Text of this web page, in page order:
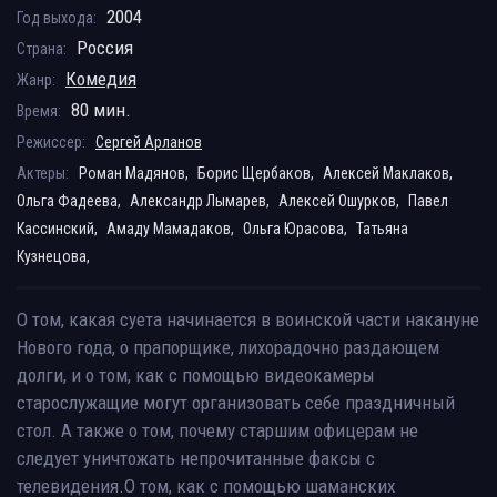
Год выхода: 2004
Страна: Россия
Жанр: Комедия
Время: 80 мин.
Режиссер:
Сергей Арланов
Актеры:
Роман Мадянов, Борис Щербаков,
Алексей Маклаков,
Ольга Фадеева,
Александр Лымарев, Алексей Ошурков,
Павел
Кассинский,
Амаду Мамадаков, Ольга Юрасова, Татьяна
Кузнецова,
О том, какая суета начинается в воинской части накануне
Нового года, о прапорщике, лихорадочно раздающем
долги, и о том, как с помощью видеокамеры
старослужащие могут организовать себе праздничный
стол. А также о том, почему старшим офицерам не
следует уничтожать непрочитанные факсы с
телевидения.О том, как с помощью шаманских